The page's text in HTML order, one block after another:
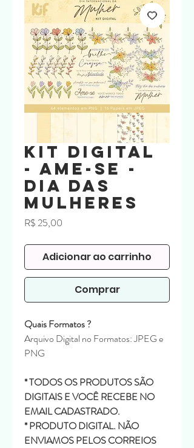
Kit Digital
- Ame-se -
Dia das
Mulheres
R$ 25,00
Adicionar ao carrinho
Comprar
Quais Formatos ?
Arquivo Digital no Formatos: JPEG e
PNG
* TODOS OS PRODUTOS SÃO
DIGITAIS E VOCÊ RECEBE NO
EMAIL CADASTRADO.
* PRODUTO DIGITAL. NÃO
ENVIAMOS PELOS CORREIOS